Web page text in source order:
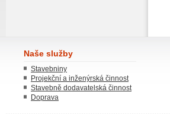
Naše služby
Stavebniny
Projekční a inženýrská činnost
Stavebně dodavatelská činnost
Doprava